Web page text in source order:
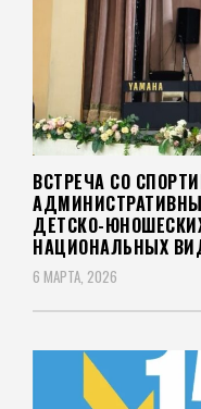
ВСТРЕЧА СО
ДЕТСКО-
НАЦИОНАЛЬНЫХ
6 МАРТА, 2026